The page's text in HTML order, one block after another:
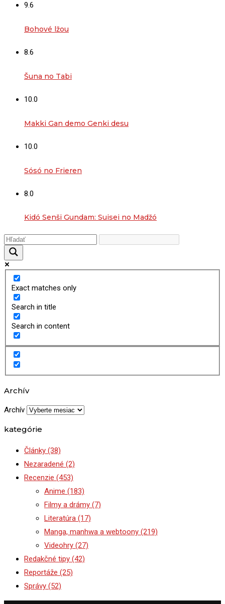
9.6
Bohové lžou
8.6
Šuna no Tabi
10.0
Makki Gan demo Genki desu
10.0
Sósó no Frieren
8.0
Kidó Senši Gundam: Suisei no Madžó
Exact matches only
Search in title
Search in content
Archív
Archív
kategórie
Články (38)
Nezaradené (2)
Recenzie (453)
Anime (183)
Filmy a drámy (7)
Literatúra (17)
Manga, manhwa a webtoony (219)
Videohry (27)
Redakčné tipy (42)
Reportáže (25)
Správy (52)